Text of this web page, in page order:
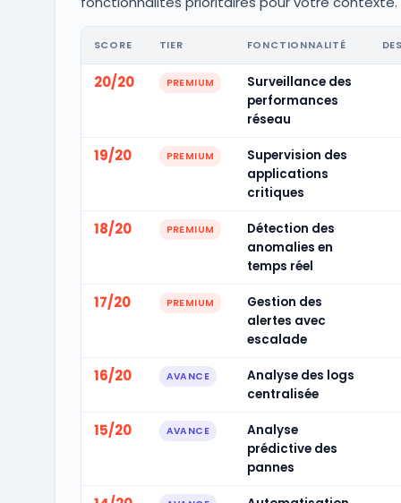
SCORE TIER FONCTIONNALITÉ
20/20 PREMIUM
Surveillance des
performances
réseau
19/20 PREMIUM
Supervision des
applications
critiques
18/20 PREMIUM
Détection des
anomalies en
temps réel
17/20 PREMIUM
Gestion des
alertes avec
escalade
16/20 AVANCE
Analyse des logs
centralisée
15/20 AVANCE
Analyse
prédictive des
pannes